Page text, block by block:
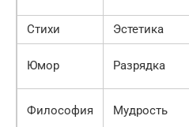
Стихи Эстетика
Юмор Разрядка
Философия Мудрость